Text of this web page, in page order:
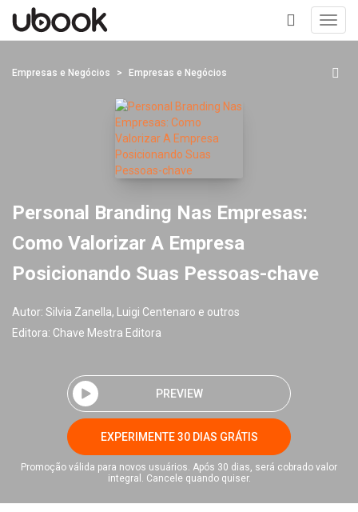
+
Empresas e Negócios Empresas e Negócios
Personal Branding Nas Empresas:
Como Valorizar A Empresa
Posicionando Suas Pessoas-chave
Autor: Silvia Zanella, Luigi Centenaro e outros
Editora: Chave Mestra Editora
PREVIEW
EXPERIMENTE 30 DIAS GRÁTIS
Promoção válida para novos usuários. Após 30 dias, será cobrado valor
integral. Cancele quando quiser.